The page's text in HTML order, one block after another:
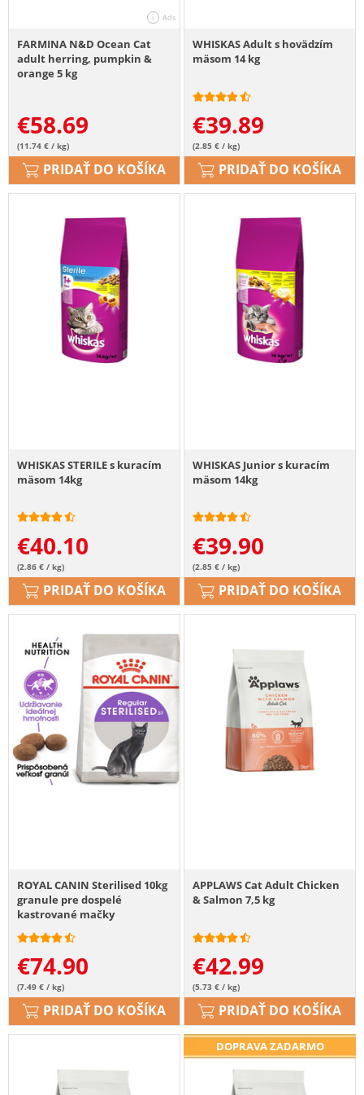
FARMINA N&D Ocean Cat
adult herring, pumpkin &
orange 5 kg
€58.69
(11.74 € / kg)
PRIDAŤ DO KOŠÍKA
WHISKAS Adult s hovädzím
mäsom 14 kg
€39.89
(2.85 € / kg)
PRIDAŤ DO KOŠÍKA
WHISKAS STERILE s kuracím
mäsom 14kg
€40.10
(2.86 € / kg)
PRIDAŤ DO KOŠÍKA
WHISKAS Junior s kuracím
mäsom 14kg
€39.90
(2.85 € / kg)
PRIDAŤ DO KOŠÍKA
ROYAL CANIN Sterilised 10kg
granule pre dospelé
kastrované mačky
€74.90
(7.49 € / kg)
PRIDAŤ DO KOŠÍKA
APPLAWS Cat Adult Chicken
& Salmon 7,5 kg
€42.99
(5.73 € / kg)
PRIDAŤ DO KOŠÍKA
DOPRAVA ZADARMO